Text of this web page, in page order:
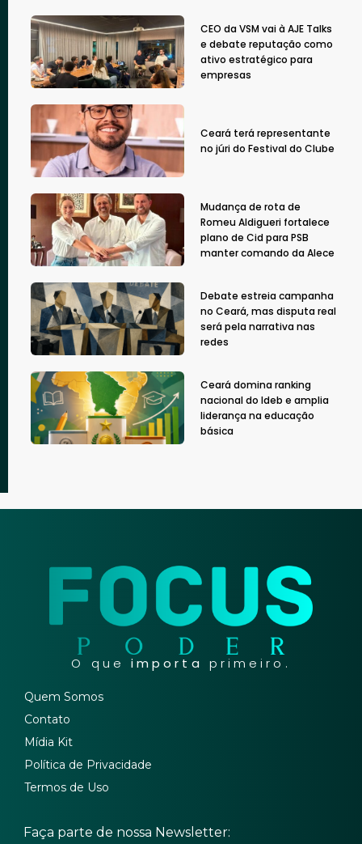
CEO da VSM vai à AJE Talks
e debate reputação como
ativo estratégico para
empresas
Ceará terá representante
no júri do Festival do Clube
Mudança de rota de
Romeu Aldigueri fortalece
plano de Cid para PSB
manter comando da Alece
Debate estreia campanha
no Ceará, mas disputa real
será pela narrativa nas
redes
Ceará domina ranking
nacional do Ideb e amplia
liderança na educação
básica
O que importa primeiro.
Quem Somos
Contato
Mídia Kit
Política de Privacidade
Termos de Uso
Faça parte de nossa Newsletter: